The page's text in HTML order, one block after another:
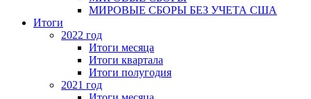
МИРОВЫЕ СБОРЫ БЕЗ УЧЕТА США
Итоги
2022 год
Итоги месяца
Итоги квартала
Итоги полугодия
2021 год